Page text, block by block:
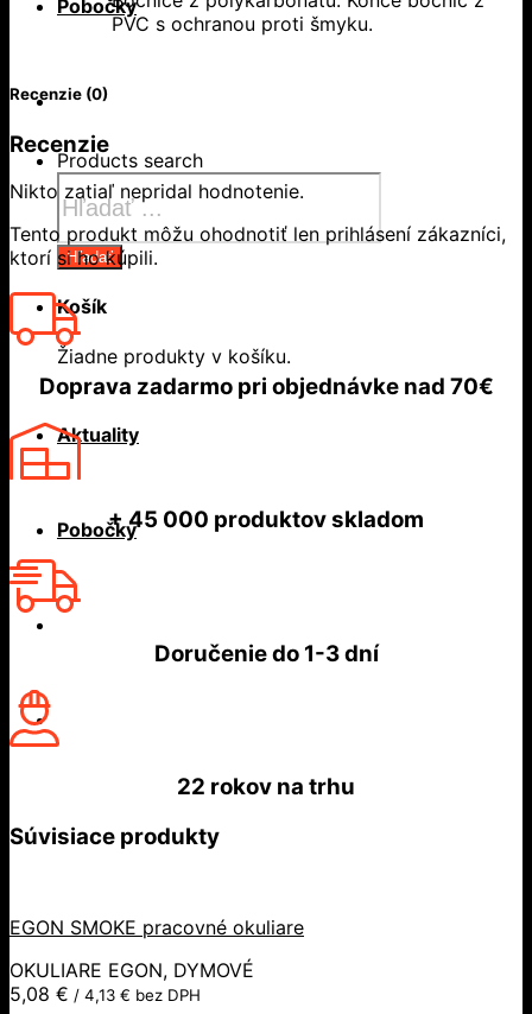
Pobočky
Products search
Hľadať
Košík
Žiadne produkty v košíku.
Aktuality
Pobočky
PVC s ochranou proti šmyku.
Recenzie (0)
Recenzie
Nikto zatiaľ nepridal hodnotenie.
Tento produkt môžu ohodnotiť len prihlásení zákazníci,
ktorí si ho kúpili.
Doprava zadarmo pri objednávke nad 70€
+ 45 000 produktov skladom
Doručenie do1-3 dní
22 rokov na trhu
Súvisiace produkty
EGON SMOKE pracovné okuliare
OKULIARE EGON, DYMOVÉ
5,08 € / 4,13 € bez DPH